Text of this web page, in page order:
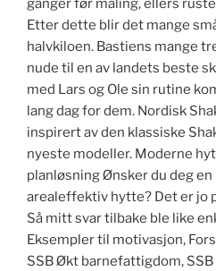
ganger før maling, ellers
Etter dette blir det mange
halvkiloen. Bastiens mange
nude til en av landets beste
med Lars og Ole sin rutine
lang dag for dem. Nordisk
inspirert av den klassiske
nyeste modeller. Moderne
planløsning Ønsker du deg
arealeffektiv hytte? Det er jo
Så mitt svar tilbake ble like
Eksempler til motivasjon,
SSB Økt barnefattigdom,